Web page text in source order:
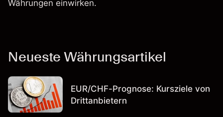
Währungen einwirken.
Neueste Währungsartikel
EUR/CHF-Prognose: Kursziele von
Drittanbietern